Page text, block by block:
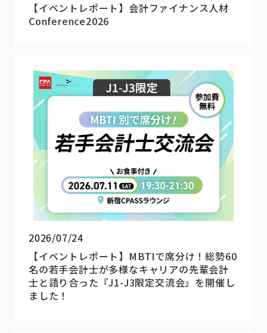
【イベントレポート】会計ファイナンス人材
Conference2026
2026/07/24
【イベントレポート】MBTIで席分け！総勢60
名の若手会計士が多様なキャリアの先輩会計
士と語り合った『J1-J3限定交流会』を開催し
ました！